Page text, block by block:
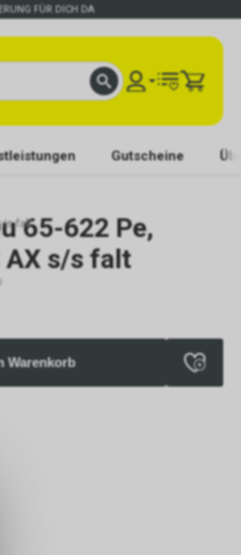
FÜR DICH DA
Gutscheine
s falt65-622 Pe,
AX s/s falt
Warenkorb